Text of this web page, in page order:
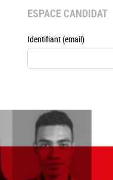
ESPACE CANDIDAT
Identifiant (email)